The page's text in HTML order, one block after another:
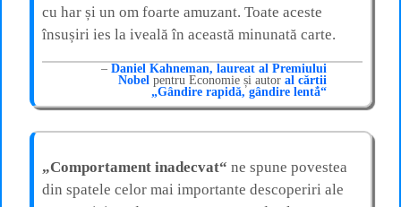
cu har și un om foarte amuzant. Toate aceste
însușiri ies la iveală în această minunată carte.
Daniel Kahneman, laureat al Premiului
Nobelpentru Economie și autor al cărții
„Gândire rapidă, gândire lentă“
„Comportament inadecvat“ ne spune povestea
din spatele celor mai importante descoperiri ale